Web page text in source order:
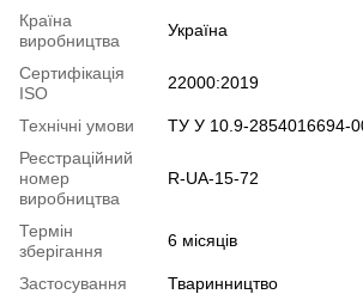
Країна
виробництва
Україна
Сертифікація
ISO
22000:2019
Технічні умови
ТУ У 10.9-2854016694-
Реєстраційний
номер
виробництва
R-UA-15-72
Термін
зберігання
6 місяців
Застосування
Тваринництво